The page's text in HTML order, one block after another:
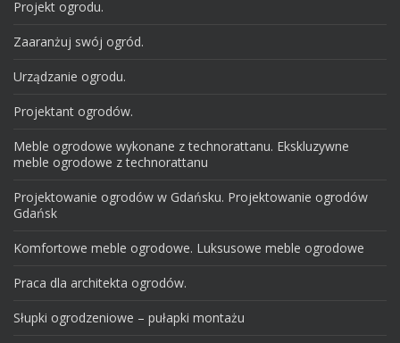
Projekt ogrodu.
Zaaranżuj swój ogród.
Urządzanie ogrodu.
Projektant ogrodów.
Meble ogrodowe wykonane z technorattanu. Ekskluzywne
meble ogrodowe z technorattanu
Projektowanie ogrodów w Gdańsku. Projektowanie ogrodów
Gdańsk
Komfortowe meble ogrodowe. Luksusowe meble ogrodowe
Praca dla architekta ogrodów.
Słupki ogrodzeniowe – pułapki montażu